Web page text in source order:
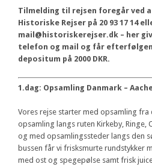
Tilmelding til rejsen foregår ved
Historiske Rejser på 20 93 17 14
mail@historiskerejser.dk – her
telefon og mail og får
depositum på 2000 DKR.
1.dag: Opsamling Danmark –
Vores rejse starter med opsamling fra
opsamling langs ruten Kirkeby, Ringe,
og med opsamlingssteder langs den
bussen får vi frisksmurte rundstykker
med ost og spegepølse samt frisk